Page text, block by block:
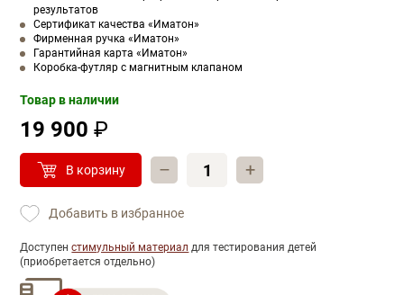
результатов
Сертификат качества «Иматон»
Фирменная ручка «Иматон»
Гарантийная карта «Иматон»
Коробка-футляр с магнитным клапаном
Товар в наличии
19 900 ₽
В корзину – +
Добавить в избранное
Доступенстимульный материал для тестирования детей
(приобретается отдельно)